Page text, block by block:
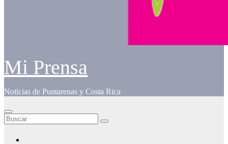
Mi Prensa
Noticias de Puntarenas y Costa Rica